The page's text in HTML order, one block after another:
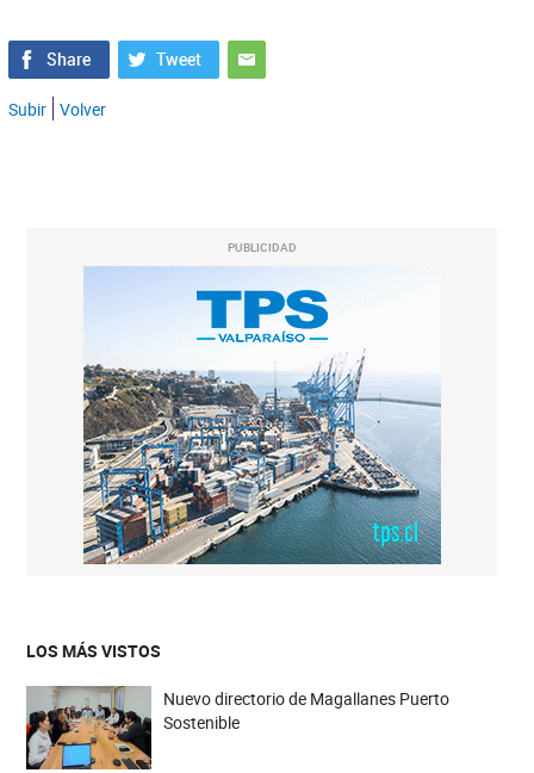
Subir Volver
PUBLICIDAD
LOS MÁS VISTOS
Nuevo directorio de Magallanes Puerto
Sostenible